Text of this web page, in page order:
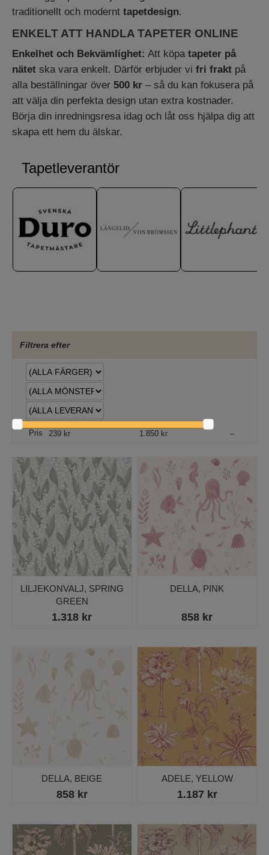
traditionellt och modernt tapetdesign.
ENKELT ATT HANDLA TAPETER ONLINE
Enkelhet och Bekvämlighet: Att köpa tapeter på
nätet ska vara enkelt. Därför erbjuder vi fri frakt på
alla beställningar över 500 kr – så du kan fokusera på
att välja din perfekta design utan extra kostnader.
Börja din inredningsresa idag och låt oss hjälpa dig att
skapa ett hem du älskar.
Tapetleverantör
Filtrera efter
Pris 239 kr –
1.850 kr
LILJEKONVALJ, SPRING
GREEN
1.318 kr
DELLA, PINK
858 kr
DELLA, BEIGE
858 kr
ADELE, YELLOW
1.187 kr